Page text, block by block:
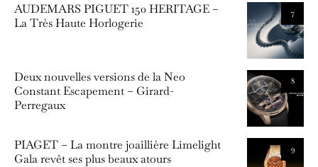
7
AUDEMARS PIGUET 150 HERITAGE –
La Très Haute Horlogerie
8
Deux nouvelles versions de la Neo
Constant Escapement – Girard-
Perregaux
9
PIAGET – La montre joaillière Limelight
Gala revêt ses plus beaux atours